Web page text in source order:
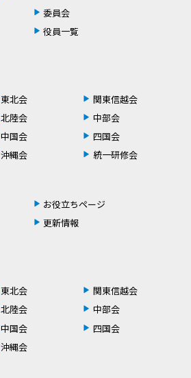
委員会
役員一覧
東北会
関東信越会
北陸会
中部会
中国会
四国会
沖縄会 統一研修会
お役立ちページ
更新情報
東北会
関東信越会
北陸会
中部会
中国会
四国会
沖縄会